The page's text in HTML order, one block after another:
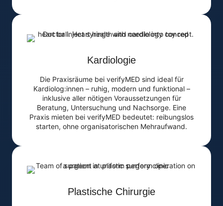
Kardiologie
Die Praxisräume bei verifyMED sind ideal für
Kardiolog:innen – ruhig, modern und funktional –
inklusive aller nötigen Voraussetzungen für
Beratung, Untersuchung und Nachsorge. Eine
Praxis mieten bei verifyMED bedeutet: reibungslos
starten, ohne organisatorischen Mehraufwand.
Plastische Chirurgie